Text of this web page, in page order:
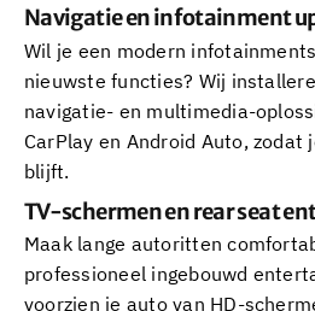
Navigatie en infotainment
Wil je een modern
nieuwste functies? Wij
navigatie- en multimedia-
CarPlay en Android Auto, zodat
blijft.
TV-schermen en rear seat
Maak lange autoritten
professioneel ingebouwd
voorzien je auto van HD-